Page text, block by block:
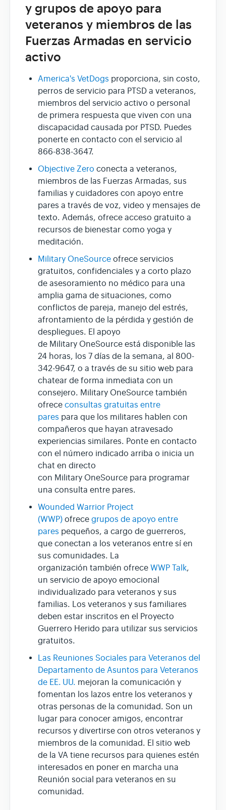
y grupos de apoyo para
veteranos y miembros de las
Fuerzas Armadas en servicio
activo
America's VetDogs proporciona, sin costo,
perros de servicio para PTSD a veteranos,
miembros del servicio activo o personal
de primera respuesta que viven con una
discapacidad causada por PTSD. Puedes
ponerte en contacto con el servicio al
866-838-3647.
Objective Zero conecta a veteranos,
miembros de las Fuerzas Armadas, sus
familias y cuidadores con apoyo entre
pares a través de voz, video y mensajes de
texto. Además, ofrece acceso gratuito a
recursos de bienestar como yoga y
meditación.
Military OneSource ofrece servicios
gratuitos, confidenciales y a corto plazo
de asesoramiento no médico para una
amplia gama de situaciones, como
conflictos de pareja, manejo del estrés,
afrontamiento de la pérdida y gestión de
despliegues. El apoyo
de Military OneSource está disponible las
24 horas, los 7 días de la semana, al 800-
342-9647, o a través de su sitio web para
chatear de forma inmediata con un
consejero. Military OneSource también
ofrece consultas gratuitas entre
pares para que los militares hablen con
compañeros que hayan atravesado
experiencias similares. Ponte en contacto
con el número indicado arriba o inicia un
chat en directo
con Military OneSource para programar
una consulta entre pares.
Wounded Warrior Project
(WWP) ofrece grupos de apoyo entre
pares pequeños, a cargo de guerreros,
que conectan a los veteranos entre sí en
sus comunidades. La
organización también ofrece WWP Talk,
un servicio de apoyo emocional
individualizado para veteranos y sus
familias. Los veteranos y sus familiares
deben estar inscritos en el Proyecto
Guerrero Herido para utilizar sus servicios
gratuitos.
Las Reuniones Sociales para Veteranos del
Departamento de Asuntos para Veteranos
de EE. UU. mejoran la comunicación y
fomentan los lazos entre los veteranos y
otras personas de la comunidad. Son un
lugar para conocer amigos, encontrar
recursos y divertirse con otros veteranos y
miembros de la comunidad. El sitio web
de la VA tiene recursos para quienes estén
interesados en poner en marcha una
Reunión social para veteranos en su
comunidad.